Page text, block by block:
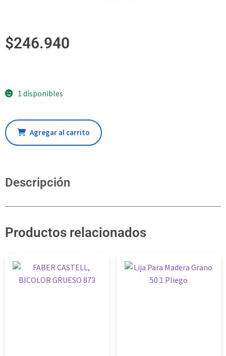
$246.940
1 disponibles
Agregar al carrito
Descripción
Productos relacionados